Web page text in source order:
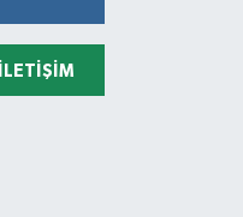
İLETIŞIM